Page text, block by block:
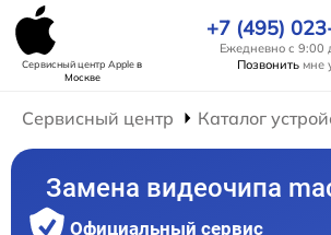
Сервисный центр Appleв
Москве
+7 (495)
Ежедневно с 9:00
Позвонить мне
Сервисный центр Каталог
Замена видеочипа
Официальный сервис